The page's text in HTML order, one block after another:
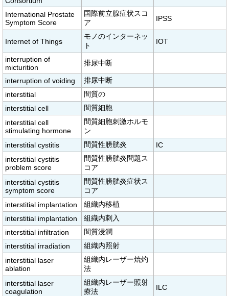
International Prostate
Symptom Score
国際前立腺症状スコ
ア
IPSS
Internet of Things
モノのインターネッ
ト
IOT
interruption of
micturition
排尿中断
interruption of voiding
排尿中断
interstitial
間質の
interstitial cell
間質細胞
interstitial cell
stimulating hormone
間質細胞刺激ホルモ
ン
interstitial cystitis
間質性膀胱炎
IC
interstitial cystitis
problem score
間質性膀胱炎問題ス
コア
interstitial cystitis
symptom score
間質性膀胱炎症状ス
コア
interstitial implantation
組織内移植
interstitial implantation
組織内刺入
interstitial infiltration
間質浸潤
interstitial irradiation
組織内照射
interstitial laser
ablation
組織内レーザー焼灼
法
interstitial laser
coagulation
組織内レーザー照射
療法
ILC